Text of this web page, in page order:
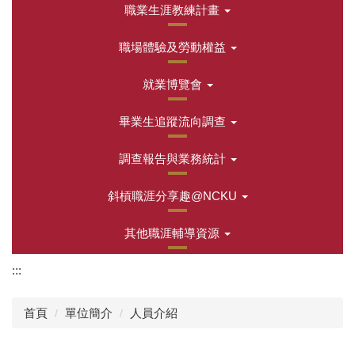
職業生涯教練計畫
職場體驗及勞動權益
就業博覽會
畢業生追蹤流向調查
調查報告與業務統計
斜槓職涯分享趣@NCKU
其他職涯輔導資源
:::
首頁 單位簡介 人員介紹